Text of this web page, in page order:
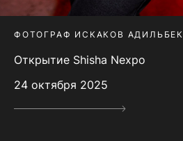
ФОТОГРАФ ИСКАКОВ АДИЛЬБЕК
Открытие Shisha Nexpo
24 октября 2025